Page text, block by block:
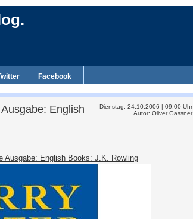
Facebook
Dienstag, 24.10.2006 | 09:00 Uhr
Autor: Oliver Gassner
English
Ausgabe: English Books: J.K. Rowling